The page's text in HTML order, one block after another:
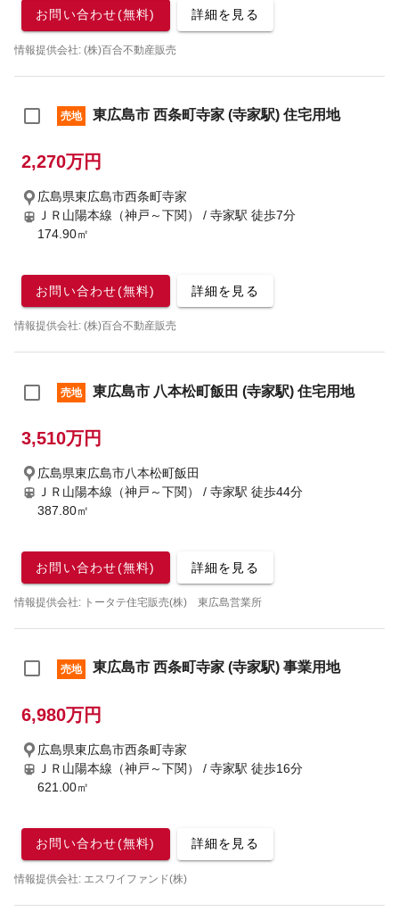
お問い合わせ(無料) 詳細を見る
情報提供会社: (株)百合不動産販売
売地 東広島市 西条町寺家 (寺家駅) 住宅用地
2,270万円
広島県東広島市西条町寺家
ＪＲ山陽本線（神戸～下関） / 寺家駅 徒歩7分
174.90㎡
お問い合わせ(無料) 詳細を見る
情報提供会社: (株)百合不動産販売
売地 東広島市 八本松町飯田 (寺家駅) 住宅用地
3,510万円
広島県東広島市八本松町飯田
ＪＲ山陽本線（神戸～下関） / 寺家駅 徒歩44分
387.80㎡
お問い合わせ(無料) 詳細を見る
情報提供会社: トータテ住宅販売(株) 東広島営業所
売地 東広島市 西条町寺家 (寺家駅) 事業用地
6,980万円
広島県東広島市西条町寺家
ＪＲ山陽本線（神戸～下関） / 寺家駅 徒歩16分
621.00㎡
お問い合わせ(無料) 詳細を見る
情報提供会社: エスワイファンド(株)